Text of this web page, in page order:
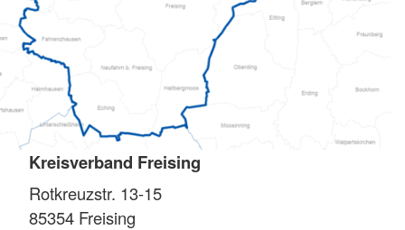
Kreisverband Freising
Rotkreuzstr. 13-15
85354 Freising